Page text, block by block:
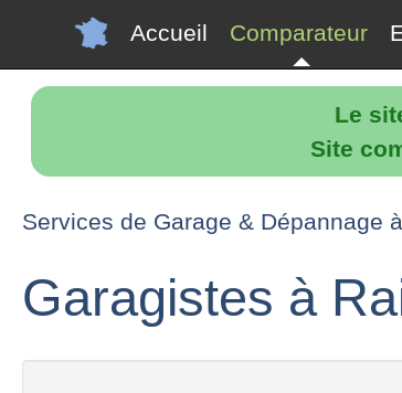
Le
Site
Accueil Comparateur
Services de Garage & Dépannage
Garagistes à